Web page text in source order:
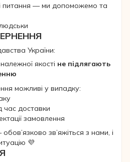
питання — ми допоможемо та
України:
якості не підлягають
можливі у випадку:
доставки
замовлення
зв’яжіться з нами, і
💜